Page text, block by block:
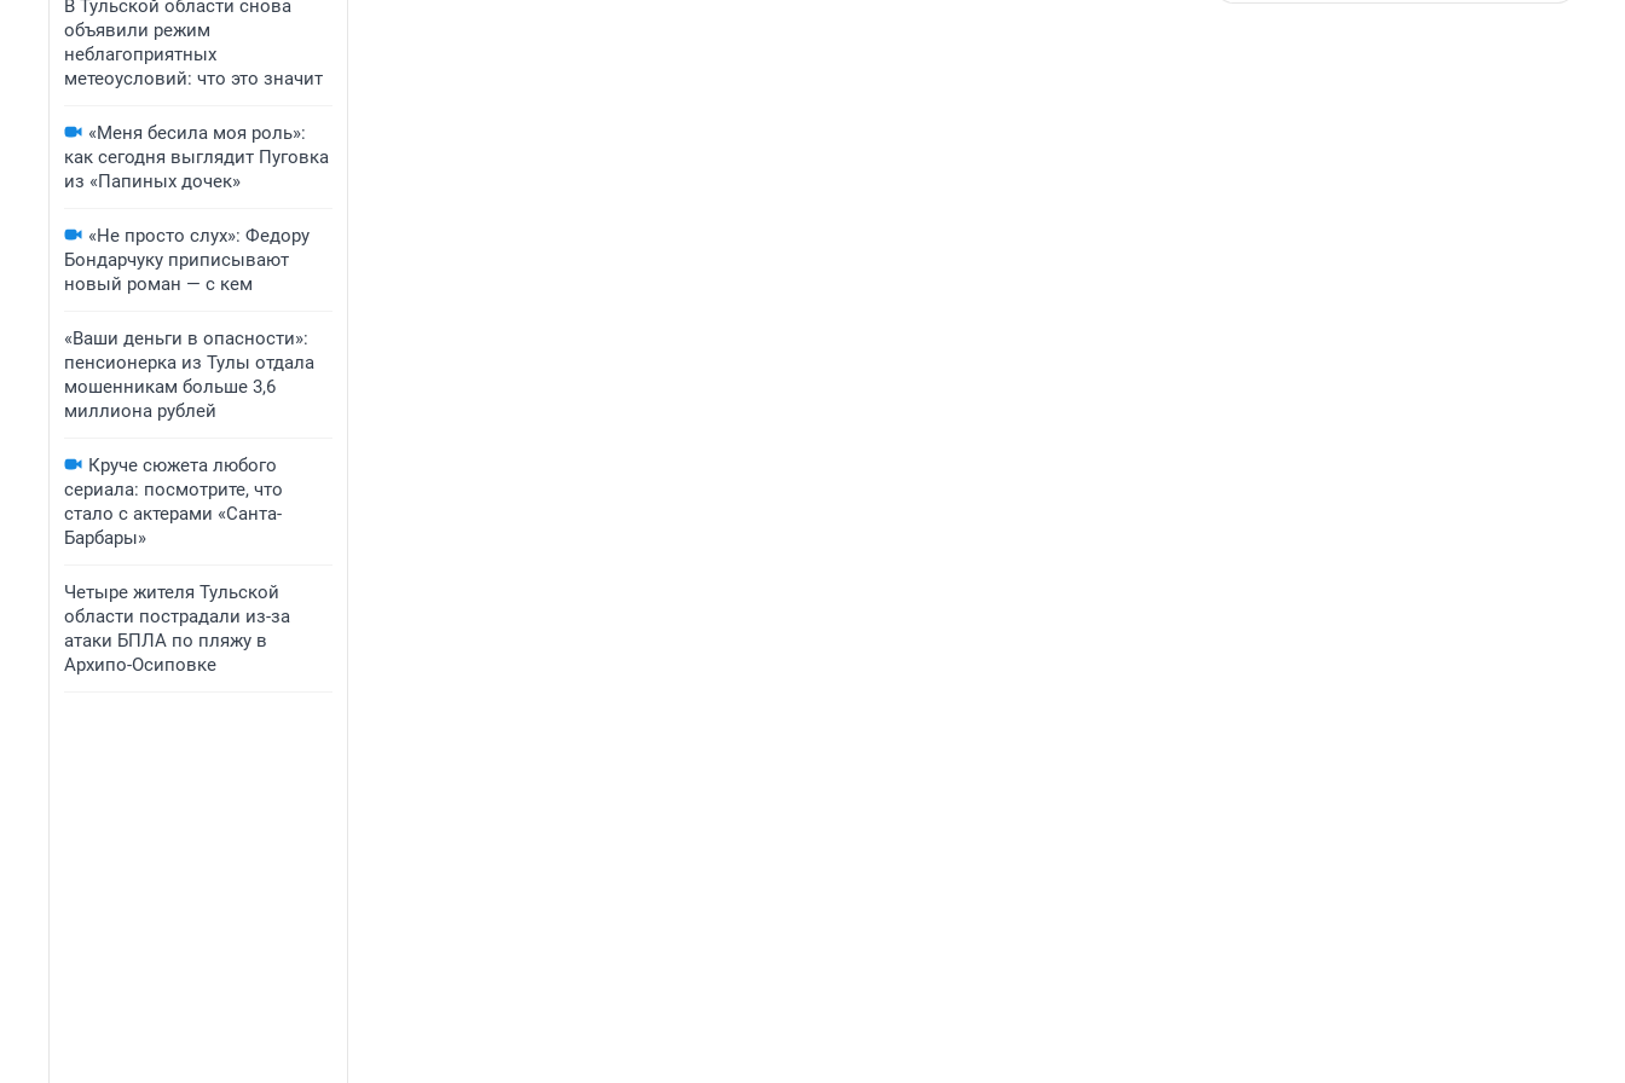
В Тульской области снова
объявили режим
неблагоприятных
метеоусловий: что это значит
«Меня бесила моя роль»:
как сегодня выглядит Пуговка
из «Папиных дочек»
«Не просто слух»: Федору
Бондарчуку приписывают
новый роман — с кем
«Ваши деньги в опасности»:
пенсионерка из Тулы отдала
мошенникам больше 3,6
миллиона рублей
Круче сюжета любого
сериала: посмотрите, что
стало с актерами «Санта-
Барбары»
Четыре жителя Тульской
области пострадали из-за
атаки БПЛА по пляжу в
Архипо-Осиповке